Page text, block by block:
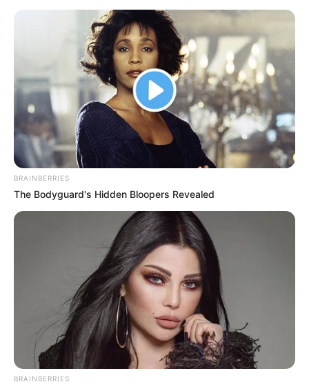
Μπορώ να διαβάσω νέα που αφορούν την Υγεία;
Ενημερώνετε για πολιτιστικές εκδηλώσεις και
τέχνες;
+
Αριθμός Πιστοποίησης
242136
Η Επιχείρηση δηλώνει ότι έχει συμμορφωθεί με τη Σύσταση (ΕΕ)
2018/334 της Επιτροπής της 1ης Μαρτίου 2018 σχετικά με τα μέτρα
για την αποτελεσματική αντιμετώπιση του παράνομου
BRAINBERRIES
The Bodyguard's Hidden Bloopers Revealed
BRAINBERRIES